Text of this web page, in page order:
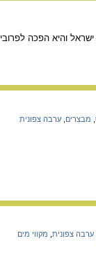
ישראל והיא הפכה
מבצרים ערבה צפונית
ערבה צפונית מקווי מים